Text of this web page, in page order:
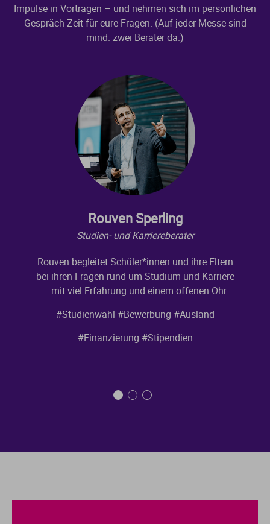
Impulse in Vorträgen – und nehmen sich im persönlichen
Gespräch Zeit für eure Fragen. (Auf jeder Messe sind
mind. zwei Berater da.)
Rouven Sperling
Studien- und Karriereberater
Rouven begleitet Schüler*innen und ihre Eltern
bei ihren Fragen rund um Studium und Karriere
– mit viel Erfahrung und einem offenen Ohr.
#Studienwahl #Bewerbung #Ausland
#Finanzierung #Stipendien